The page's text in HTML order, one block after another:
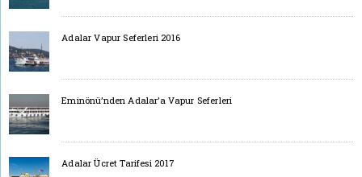
Adalar Vapur Seferleri 2016
Eminönü’nden Adalar’a Vapur Seferleri
Adalar Ücret Tarifesi 2017